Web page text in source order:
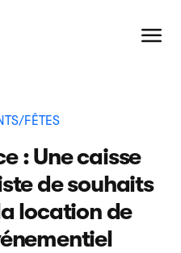
FÊTES
: Une caisse
de souhaits
location de